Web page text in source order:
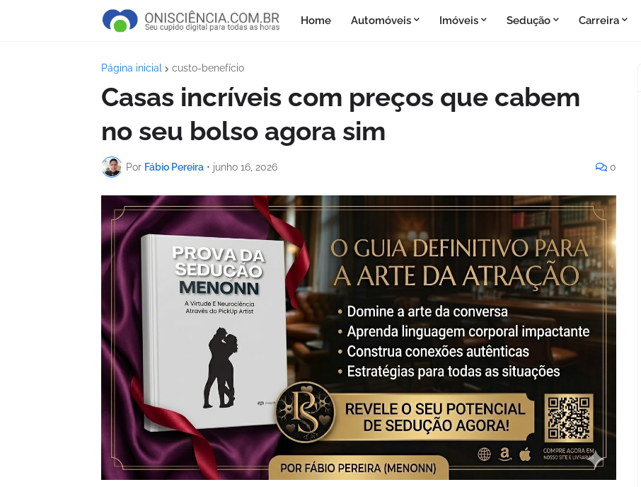
Home Automóveis Imóveis Sedução Carreira
Página inicial custo-benefício
Casas incríveis com preços que cabem
no seu bolso agora sim
Por Fábio Pereira • junho 16, 2026 0